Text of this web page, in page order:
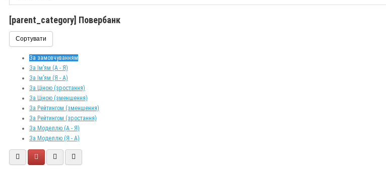
[parent_category] Повербанк
Сортувати
За замовчуванням
За Ім’ям (A - Я)
За Ім’ям (Я - A)
За Ціною (зростання)
За Ціною (зменшення)
За Рейтингом (зменшення)
За Рейтингом (зростання)
За Моделлю (A - Я)
За Моделлю (Я - A)